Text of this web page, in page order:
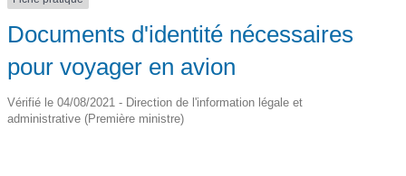
Documents d'identité nécessaires
pour voyager en avion
Vérifié le 04/08/2021 - Direction de l'information légale et
administrative (Première ministre)